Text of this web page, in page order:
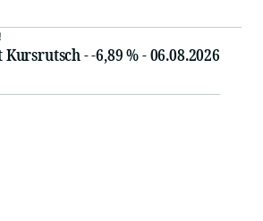
- -6,89 % - 06.08.2026